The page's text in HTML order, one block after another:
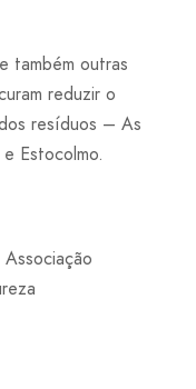
também outras
reduzir o
resíduos – As
Estocolmo.